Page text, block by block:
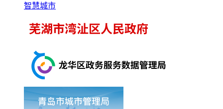
智慧城市